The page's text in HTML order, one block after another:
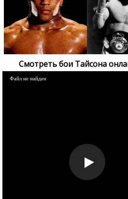
Смотреть бои Тайсона
Файл не найден